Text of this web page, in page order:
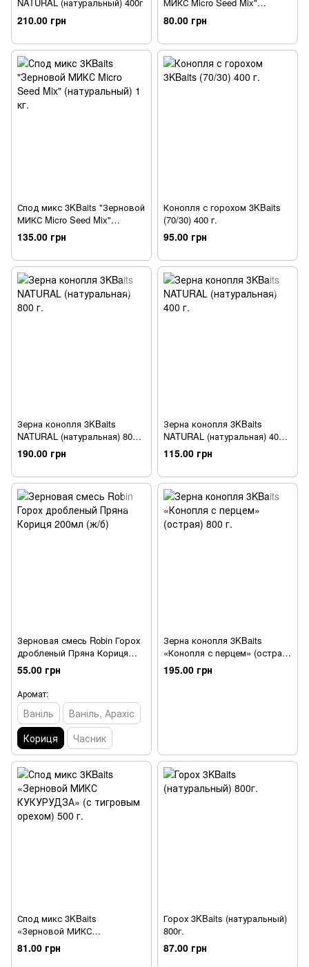
NATURAL (натуральный) 400г
210.00 грн
МИКС Micro Seed Mix"
(натуральный) 500 г.
80.00 грн
Спод микс 3KBaits "Зерновой
МИКС Micro Seed Mix"
(натуральный) 1 кг.
135.00 грн
Конопля с горохом 3KBaits
(70/30) 400 г.
95.00 грн
Зерна конопля 3KBaits
NATURAL (натуральная) 800
г.
190.00 грн
Зерна конопля 3KBaits
NATURAL (натуральная) 400
г.
115.00 грн
Зерновая смесь Robin Горох
дробленый Пряна Кориця
200мл (ж/б)
55.00 грн
Аромат:
Ваніль
Ваніль, Арахіс
Кориця
Часник
Зерна конопля 3KBaits
«Конопля с перцем» (острая)
800 г.
195.00 грн
Спод микс 3KBaits
«Зерновой МИКС
КУКУРУДЗА» (с тигровым
орехом) 500 г.
81.00 грн
Горох 3KBaits (натуральный)
800г.
87.00 грн